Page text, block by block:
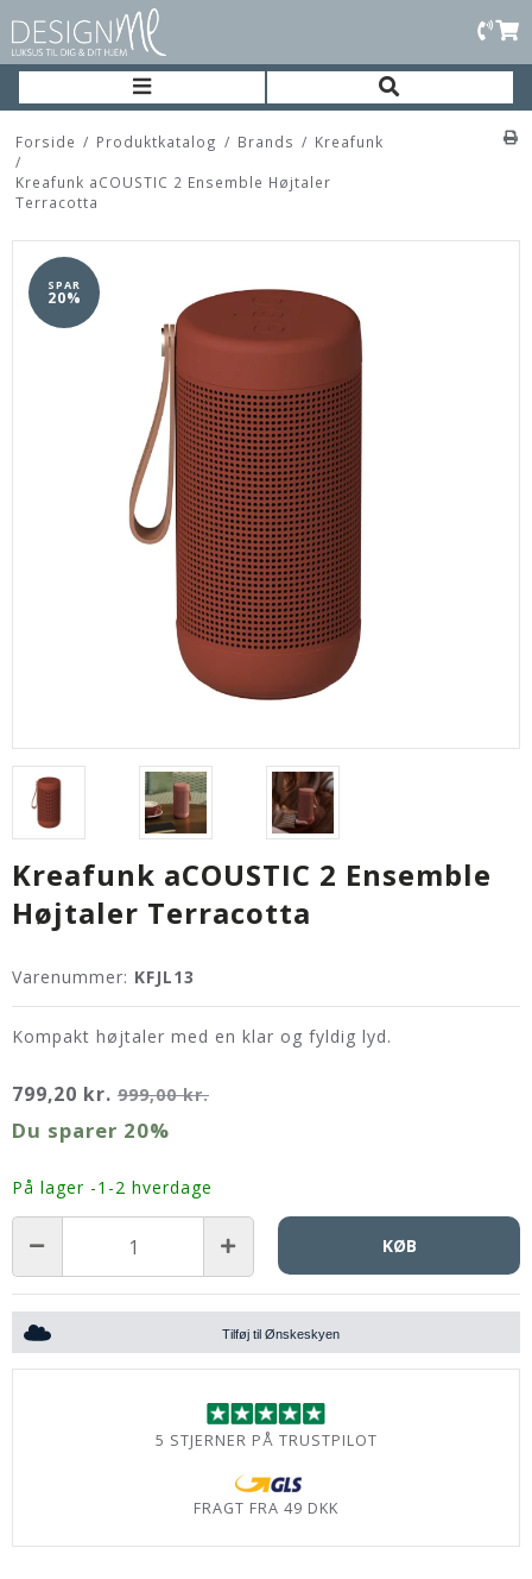
Forside / Produktkatalog / Brands / Kreafunk
/
Kreafunk aCOUSTIC 2 Ensemble Højtaler
Terracotta
SPAR
20%
Kreafunk aCOUSTIC 2 Ensemble
Højtaler Terracotta
Varenummer: KFJL13
Kompakt højtaler med en klar og fyldig lyd.
799,20 kr. 999,00 kr.
Du sparer 20%
På lager -1-2 hverdage
KØB
Tilføj til Ønskeskyen
5 STJERNER PÅ TRUSTPILOT
FRAGT FRA 49 DKK